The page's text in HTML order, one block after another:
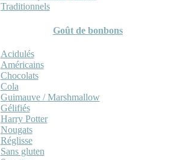
Traditionnels
Goût de bonbons
Acidulés
Américains
Chocolats
Cola
Guimauve / Marshmallow
Gélifiés
Harry Potter
Nougats
Réglisse
Sans gluten